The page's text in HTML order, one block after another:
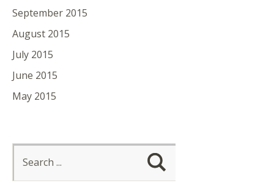
September 2015
August 2015
July 2015
June 2015
May 2015